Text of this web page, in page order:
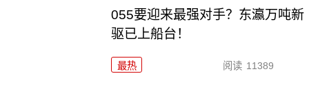
055要迎来最强对手？东瀛万吨新
驱已上船台！
最热 阅读 11389